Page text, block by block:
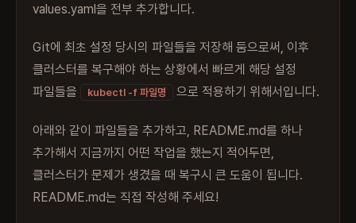
values.yaml을 전부 추가합니다.
Git에 최초 설정 당시의 파일들을 저장해 둠으로써, 이후
클러스터를 복구해야 하는 상황에서 빠르게 해당 설정
파일들을
kubectl -f 파일명 으로 적용하기 위해서입니다.
아래와 같이 파일들을 추가하고, README.md를 하나
추가해서 지금까지 어떤 작업을 했는지 적어두면,
클러스터가 문제가 생겼을 때 복구시 큰 도움이 됩니다.
README.md는 직접 작성해 주세요!